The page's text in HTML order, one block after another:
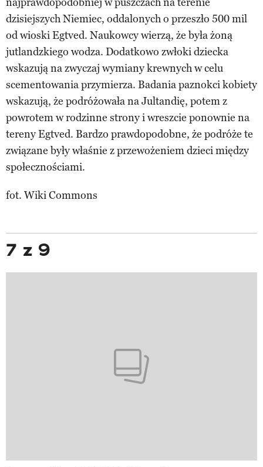
dzisiejszych Niemiec, oddalonych o przeszło 500 mil
od wioski Egtved. Naukowcy wierzą, że była żoną
jutlandzkiego wodza. Dodatkowo zwłoki dziecka
wskazują na zwyczaj wymiany krewnych w celu
scementowania przymierza. Badania paznokci kobiety
wskazują, że podróżowała na Jultandię, potem z
powrotem w rodzinne strony i wreszcie ponownie na
tereny Egtved. Bardzo prawdopodobne, że podróże te
związane były właśnie z przewożeniem dzieci między
społecznościami.
fot. Wiki Commons
7 z 9